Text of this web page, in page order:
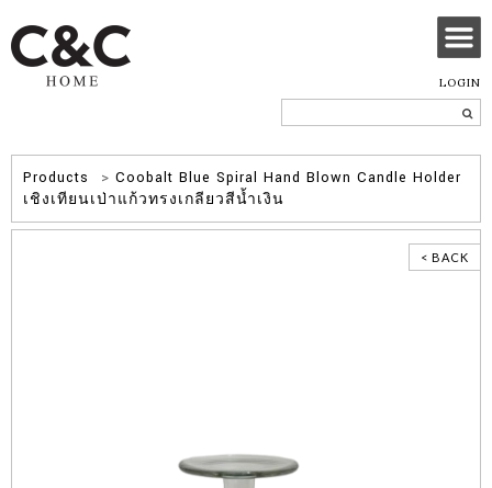
LOGIN
Products > Coobalt Blue Spiral Hand Blown Candle Holder
เชิงเทียนเป่าแก้วทรงเกลียวสีน้ำเงิน
< BACK